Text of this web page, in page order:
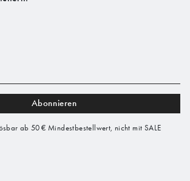
Abonnieren
ab 50 € Mindestbestellwert, nicht mit SALE